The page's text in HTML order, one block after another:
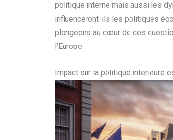
politique interne mais aussi les
influenceront-ils les politiques
plongeons au cœur de ces
l’Europe.
Impact sur la politique intérieure